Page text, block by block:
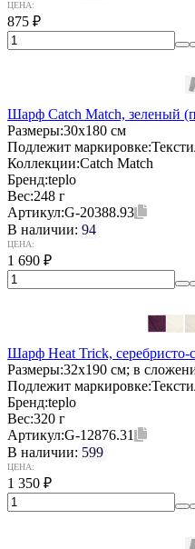
ЦЕНА:
875 ₽
Шарф Catch Match, зеленый
Размеры:30x180 см
Подлежит маркировке:
Коллекции:Catch Match
Бренд:teplo
Вес:248 г
Артикул:G-20388.93
В наличии: 94
ЦЕНА:
1 690 ₽
Шарф Heat Trick,
Размеры:32х190 см; в
Подлежит маркировке:
Бренд:teplo
Вес:320 г
Артикул:G-12876.31
В наличии: 599
ЦЕНА:
1 350 ₽